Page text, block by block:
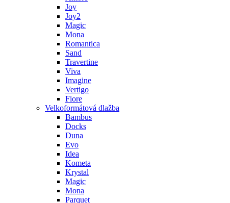
Joy
Joy2
Magic
Mona
Romantica
Sand
Travertine
Viva
Imagine
Vertigo
Fiore
Velkoformátová dlažba
Bambus
Docks
Duna
Evo
Idea
Kometa
Krystal
Magic
Mona
Parquet